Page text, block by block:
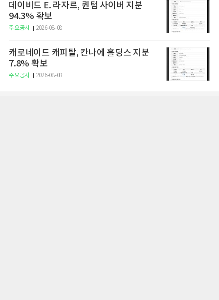
데이비드 E. 라자르, 퀀텀 사이버 지분
94.3% 확보
주요공시 2026-08-08
캐로네이드 캐피탈, 칸나에 홀딩스 지분
7.8% 확보
주요공시 2026-08-08